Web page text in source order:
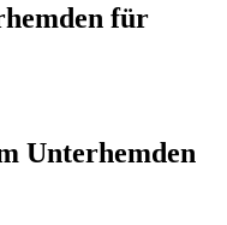
für
Unterhemden